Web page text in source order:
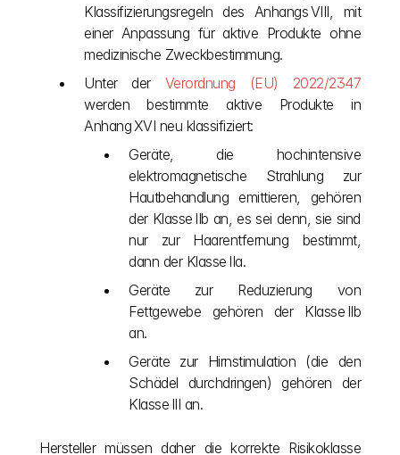
Klassifizierungsregeln des Anhangs VIII, mit
einer Anpassung für aktive Produkte ohne
medizinische Zweckbestimmung.
Unter der Verordnung (EU) 2022/2347
werden bestimmte aktive Produkte in
Anhang XVI neu klassifiziert:
Geräte, die hochintensive
elektromagnetische Strahlung zur
Hautbehandlung emittieren, gehören
der Klasse IIb an, es sei denn, sie sind
nur zur Haarentfernung bestimmt,
dann der Klasse IIa.
Geräte zur Reduzierung von
Fettgewebe gehören der Klasse IIb
an.
Geräte zur Hirnstimulation (die den
Schädel durchdringen) gehören der
Klasse III an.
Hersteller müssen daher die korrekte Risikoklasse